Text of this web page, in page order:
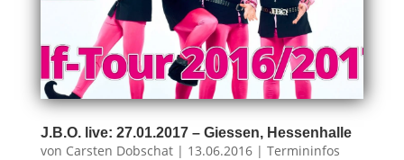
J.B.O. live: 27.01.2017 – Giessen, Hessenhalle
von Carsten Dobschat| 13.06.2016| Termininfos